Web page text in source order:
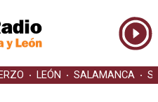
LEÓN SALAMANCA